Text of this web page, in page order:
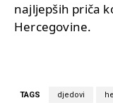
najljepših priča
Hercegovine.
TAGS djedovi